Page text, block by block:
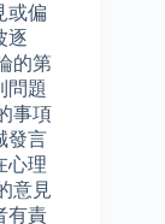
或偏
逐
的第
問題
事項
發言
心理
意見
有責